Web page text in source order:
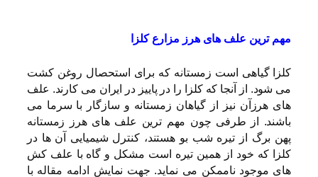
مهم ترین علف های هرز مزارع کلزا
کلزا گیاهی است زمستانه که برای استحصال روغن کشت
می شود. از آنجا که کلزا را در پاییز در ایران می کارند. علف
های هرزآن نیز از گیاهان زمستانه و سازگار با سرما می
باشند. از طرفی چون مهم ترین علف های هرز زمستانه
پهن برگ از تیره شب بو هستند، کنترل شیمیایی آن ها در
کلزا که خود از همین تیره است مشکل و گاه با علف کش
های موجود ناممکن می نماید. جهت نمایش ادامه مقاله با